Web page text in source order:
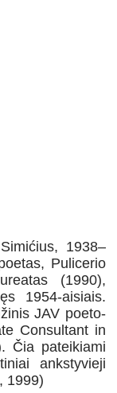
1938–
Pulicerio
(1990),
1954-aisiais.
JAV poeto-
Consultant in
Čia pateikiami
ankstyvieji
1999)